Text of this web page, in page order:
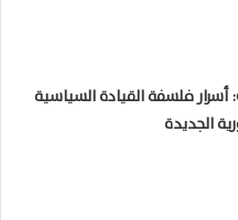
أسرار فلسفة القيادة السياسية
الجديدة